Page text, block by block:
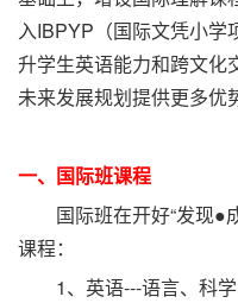
入IBPYP（国际文凭小学
升学生英语能力和跨文化
未来发展规划提供更多优
一、国际班课程
国际班在开好“发现●
课程：
1、英语---语言、科学